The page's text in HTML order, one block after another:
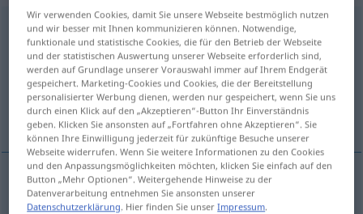
m
Übersicht aller Übersetzungen
(Für mehr Details die Übersetzung anklicken/antippen)
Leim, Kleister
Leimm lep
Wir verwenden Cookies, damit Sie unsere Webseite bestmöglich nutzen
und wir besser mit Ihnen kommunizieren können. Notwendige,
funktionale und statistische Cookies, die für den Betrieb der Webseite
und der statistischen Auswertung unserer Webseite erforderlich sind,
werden auf Grundlage unserer Vorauswahl immer auf Ihrem Endgerät
gespeichert. Marketing-Cookies und Cookies, die der Bereitstellung
personalisierter Werbung dienen, werden nur gespeichert, wenn Sie uns
durch einen Klick auf den „Akzeptieren“-Button Ihr Einverständnis
geben. Klicken Sie ansonsten auf „Fortfahren ohne Akzeptieren“. Sie
können Ihre Einwilligung jederzeit für zukünftige Besuche unserer
Webseite widerrufen. Wenn Sie weitere Informationen zu den Cookies
und den Anpassungsmöglichkeiten möchten, klicken Sie einfach auf den
Button „Mehr Optionen“. Weitergehende Hinweise zu der
Datenverarbeitung entnehmen Sie ansonsten unserer
Datenschutzerklärung. Hier finden Sie unserImpressum.